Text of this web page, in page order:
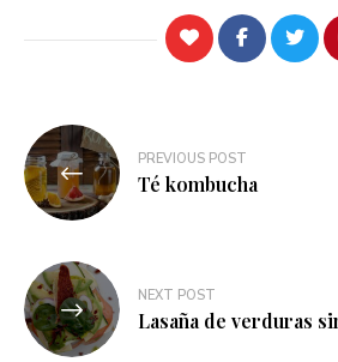
Navegación
de
entradas
PREVIOUS POST
Té kombucha
NEXT POST
Lasaña de verduras